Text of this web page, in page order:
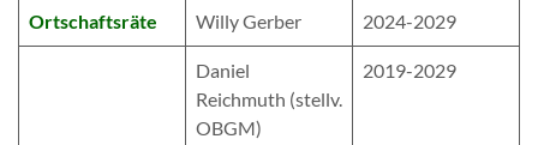
Ortschaftsräte Willy Gerber 2024-2029
Daniel
Reichmuth (stellv.
OBGM)
2019-2029